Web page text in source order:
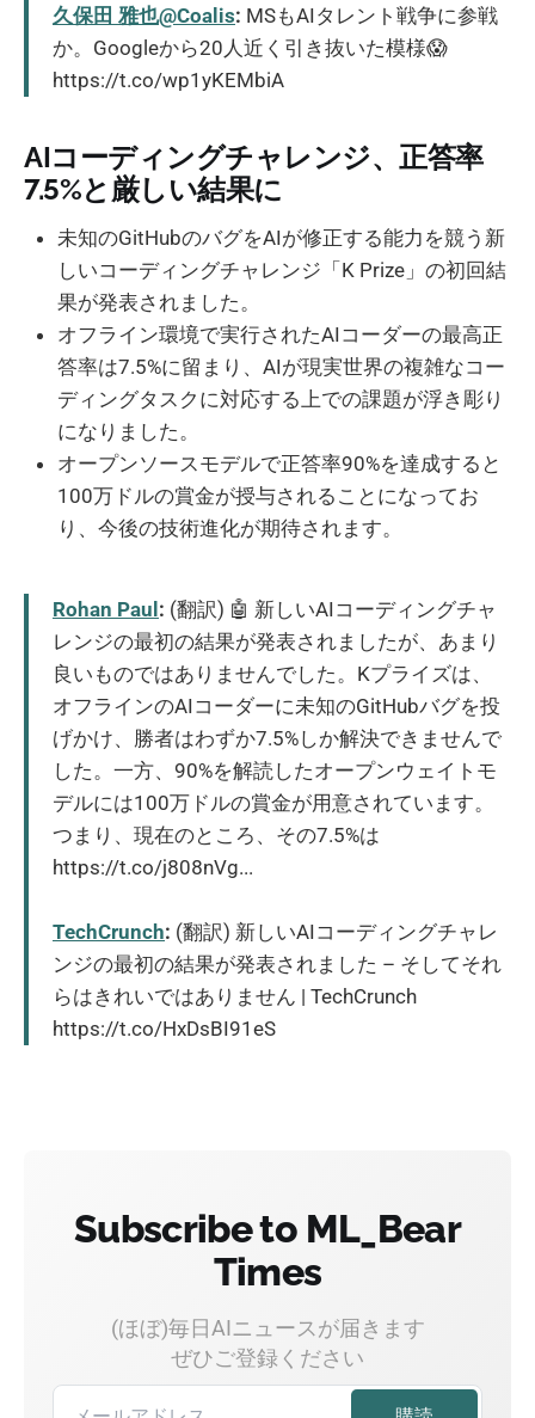
久保田 雅也@Coalis: MSもAIタレント戦争に参戦
か。Googleから20人近く引き抜いた模様😱
https://t.co/wp1yKEMbiA
AIコーディングチャレンジ、正答率
7.5%と厳しい結果に
未知のGitHubのバグをAIが修正する能力を競う新
しいコーディングチャレンジ「K Prize」の初回結
果が発表されました。
オフライン環境で実行されたAIコーダーの最高正
答率は7.5%に留まり、AIが現実世界の複雑なコー
ディングタスクに対応する上での課題が浮き彫り
になりました。
オープンソースモデルで正答率90%を達成すると
100万ドルの賞金が授与されることになってお
り、今後の技術進化が期待されます。
Rohan Paul : (翻訳) 🤖 新しいAIコーディングチャ
レンジの最初の結果が発表されましたが、あまり
良いものではありませんでした。Kプライズは、
オフラインのAIコーダーに未知のGitHubバグを投
げかけ、勝者はわずか7.5%しか解決できませんで
した。一方、90%を解読したオープンウェイトモ
デルには100万ドルの賞金が用意されています。
つまり、現在のところ、その7.5%は
https://t.co/j808nVg...
TechCrunch: (翻訳) 新しいAIコーディングチャレ
ンジの最初の結果が発表されました – そしてそれ
らはきれいではありません | TechCrunch
https://t.co/HxDsBI91eS
Subscribe to ML_Bear
Times
(ほぼ)毎日AIニュースが届きます
ぜひご登録ください